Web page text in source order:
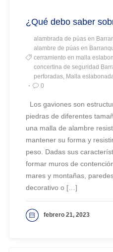
¿Qué debo saber
alambrada de púas en
alambre de púas en
cerramiento en malla
concertina de seguridad
perforadas, Malla
0
Los gaviones son
piedras de diferentes
una malla de alambre
mantener su forma y
peso. Dadas sus
formar muros de
mares y montañas,
decorativo o […]
febrero 21, 2023
VER MAS